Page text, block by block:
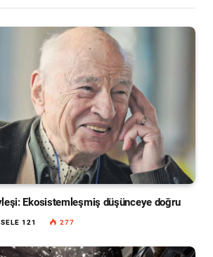
Ekosistemleşmiş düşünceye doğru
121 277